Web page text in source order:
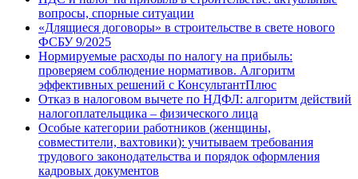
вопросы, спорные ситуации
«Длящиеся договоры» в строительстве в свете нового
ФСБУ 9/2025
Нормируемые расходы по налогу на прибыль:
проверяем соблюдение нормативов. Алгоритм
эффективных решений с КонсультантПлюс
Отказ в налоговом вычете по НДФЛ: алгоритм действий
налогоплательщика – физического лица
Особые категории работников (женщины,
совместители, вахтовики): учитываем требования
трудового законодательства и порядок оформления
кадровых документов